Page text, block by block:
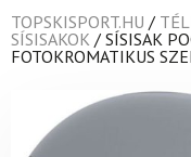
TOPSKISPORT.HU /
SÍSISAKOK / SÍSISAK
FOTOKROMATIKUS